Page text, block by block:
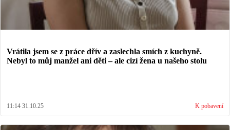
Vrátila jsem se z práce dřív a zaslechla smích z kuchyně.
Nebyl to můj manžel ani děti – ale cizí žena u našeho stolu
11:14 31.10.25 K pobavení